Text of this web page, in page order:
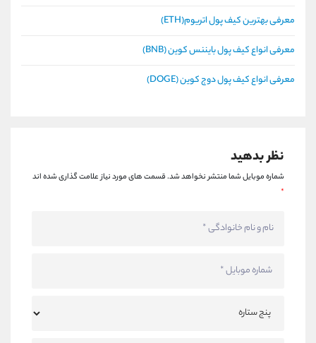
معرفی بهترین کیف پول اتریوم(ETH)
معرفی انواع کیف پول بایننس کوین (BNB)
معرفی انواع کیف پول دوج کوین (DOGE)
نظر بدهید
شماره موبایل شما منتشر نخواهد شد.قسمت های مورد نیاز علامت گذاری شده اند
*